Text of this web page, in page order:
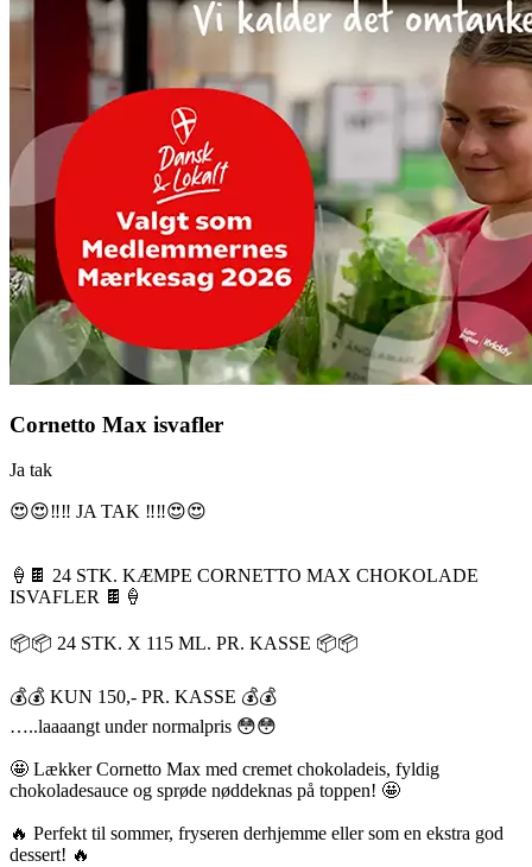
Cornetto Max isvafler
Ja tak
😍😍‼️‼️ JA TAK ‼️‼️😍😍
🍦🍫 24 STK. KÆMPE CORNETTO MAX CHOKOLADE
ISVAFLER 🍫🍦
📦📦 24 STK. X 115 ML. PR. KASSE 📦📦
💰💰 KUN 150,- PR. KASSE 💰💰
…..laaaangt under normalpris 😳😳
🤩 Lækker Cornetto Max med cremet chokoladeis, fyldig
chokoladesauce og sprøde nøddeknas på toppen! 🤩
🔥 Perfekt til sommer, fryseren derhjemme eller som en ekstra god
dessert! 🔥